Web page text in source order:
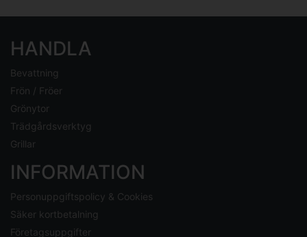
HANDLA
Bevattning
Frön / Fröer
Grönytor
Trädgårdsverktyg
Grillar
INFORMATION
Personuppgiftspolicy & Cookies
Säker kortbetalning
Företagsuppgifter